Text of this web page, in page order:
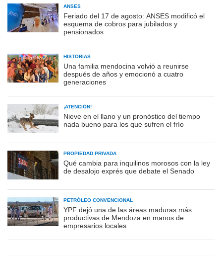
ANSES
Feriado del 17 de agosto: ANSES modificó el
esquema de cobros para jubilados y
pensionados
HISTORIAS
Una familia mendocina volvió a reunirse
después de años y emocionó a cuatro
generaciones
¡ATENCIÓN!
Nieve en el llano y un pronóstico del tiempo
nada bueno para los que sufren el frío
PROPIEDAD PRIVADA
Qué cambia para inquilinos morosos con la ley
de desalojo exprés que debate el Senado
PETRÓLEO CONVENCIONAL
YPF dejó una de las áreas maduras más
productivas de Mendoza en manos de
empresarios locales